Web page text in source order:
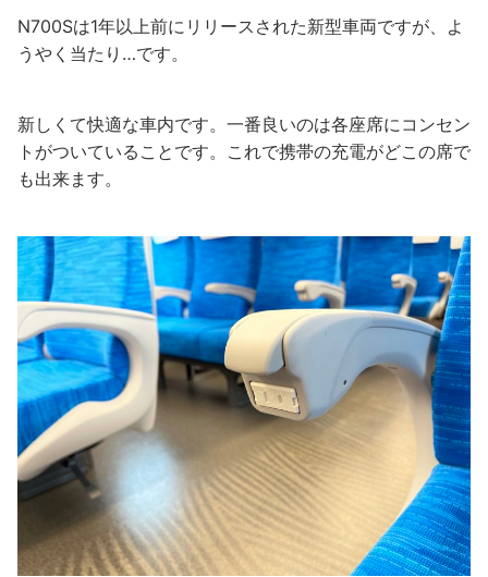
N700Sは1年以上前にリリースされた新型車両ですが、よ
うやく当たり…です。
新しくて快適な車内です。一番良いのは各座席にコンセン
トがついていることです。これで携帯の充電がどこの席で
も出来ます。